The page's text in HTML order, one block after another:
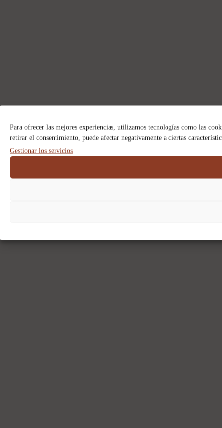
Para ofrecer las mejores experiencias, utilizamos tecnologías como las
retirar el consentimiento, puede afectar negativamente a ciertas
Gestionar los servicios